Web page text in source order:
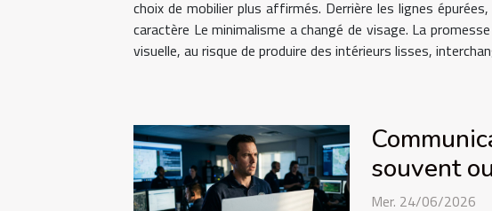
choix de mobilier plus affirmés. Derrière les lignes
caractère Le minimalisme a changé de visage. La
visuelle, au risque de produire des intérieurs lisses,
souvent
Mer. 24/06/2026